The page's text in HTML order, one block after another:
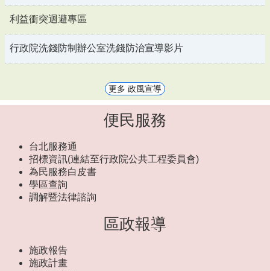
利益衝突迴避專區
行政院洗錢防制辦公室洗錢防治宣導影片
更多 政風宣導
便民服務
台北服務通
招標資訊(連結至行政院公共工程委員會)
為民服務白皮書
學區查詢
調解暨法律諮詢
區政報導
施政報告
施政計畫